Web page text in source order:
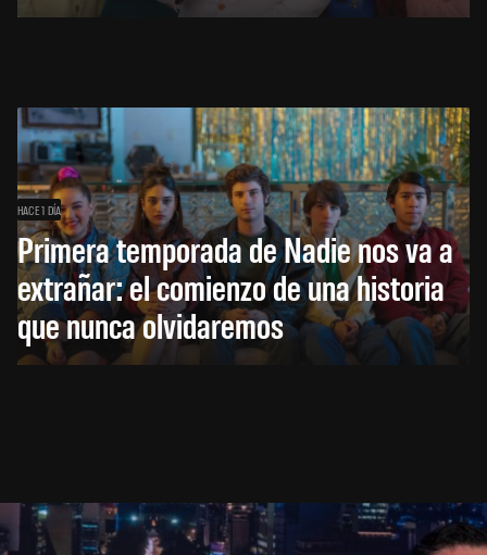
HACE 1 DÍA
Primera temporada de Nadie nos va a
extrañar: el comienzo de una historia
que nunca olvidaremos